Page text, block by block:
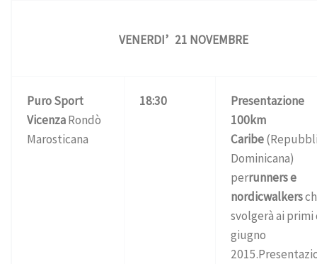
VENERDI’ 21 NOVEMBRE
Puro Sport
VicenzaRondò
Marosticana
18:30
Presentazione
100km
Caribe
Dominicana)
perrunners e
nordicwalkers
svolgerà ai primi
giugno